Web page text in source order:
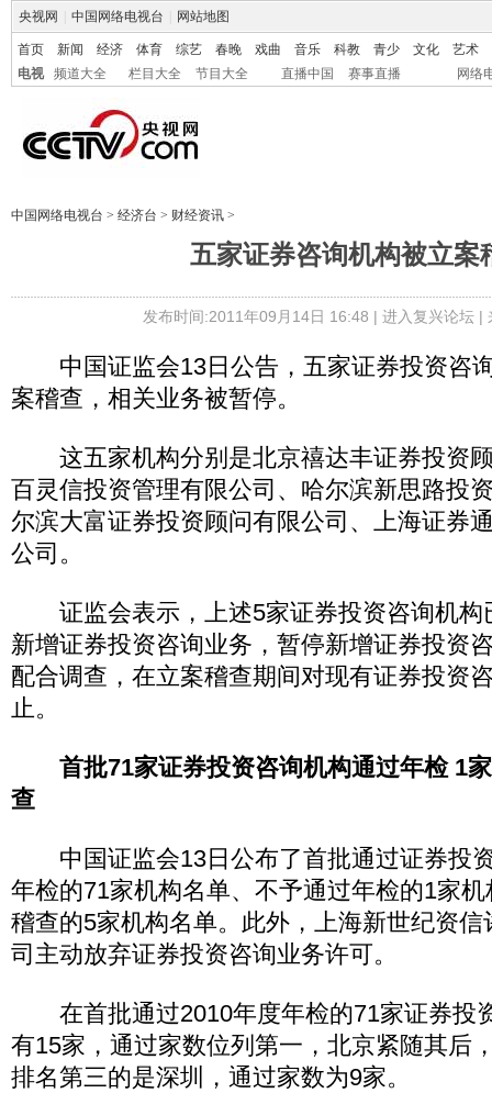
央视网 中国网络电视台 网站地图
首页 新闻 经济 体育 综艺 春晚 戏曲 音乐 科教 青少 文化
艺术
电视
频道大全 栏目大全 节目大全 直播中国 赛事直播 网络
中国网络电视台 > 经济台 > 财经资讯 >
五家证券咨询机构被立案
发布时间:2011年09月14日 16:48 | 进入复兴论坛|
中国证监会13日公告，五家证券投资咨
案稽查，相关业务被暂停。
这五家机构分别是北京禧达丰证券投资
百灵信投资管理有限公司、哈尔滨新思路投
尔滨大富证券投资顾问有限公司、上海证券
公司。
证监会表示，上述5家证券投资咨询机构
新增证券投资咨询业务，暂停新增证券投资
配合调查，在立案稽查期间对现有证券投资
止。
首批71家证券投资咨询机构通过年检 1
查
中国证监会13日公布了首批通过证券投
年检的71家机构名单、不予通过年检的1家
稽查的5家机构名单。此外，上海新世纪资
司主动放弃证券投资咨询业务许可。
在首批通过2010年度年检的71家证券投
有15家，通过家数位列第一，北京紧随其后
排名第三的是深圳，通过家数为9家。